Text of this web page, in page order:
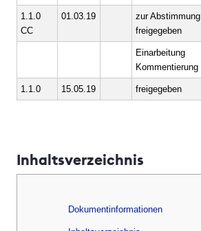
1.1.0
CC
01.03.19
zur Abstimmung
freigegeben
Einarbeitung
Kommentierung
1.1.0 15.05.19 freigegeben
Inhaltsverzeichnis
Dokumentinformationen